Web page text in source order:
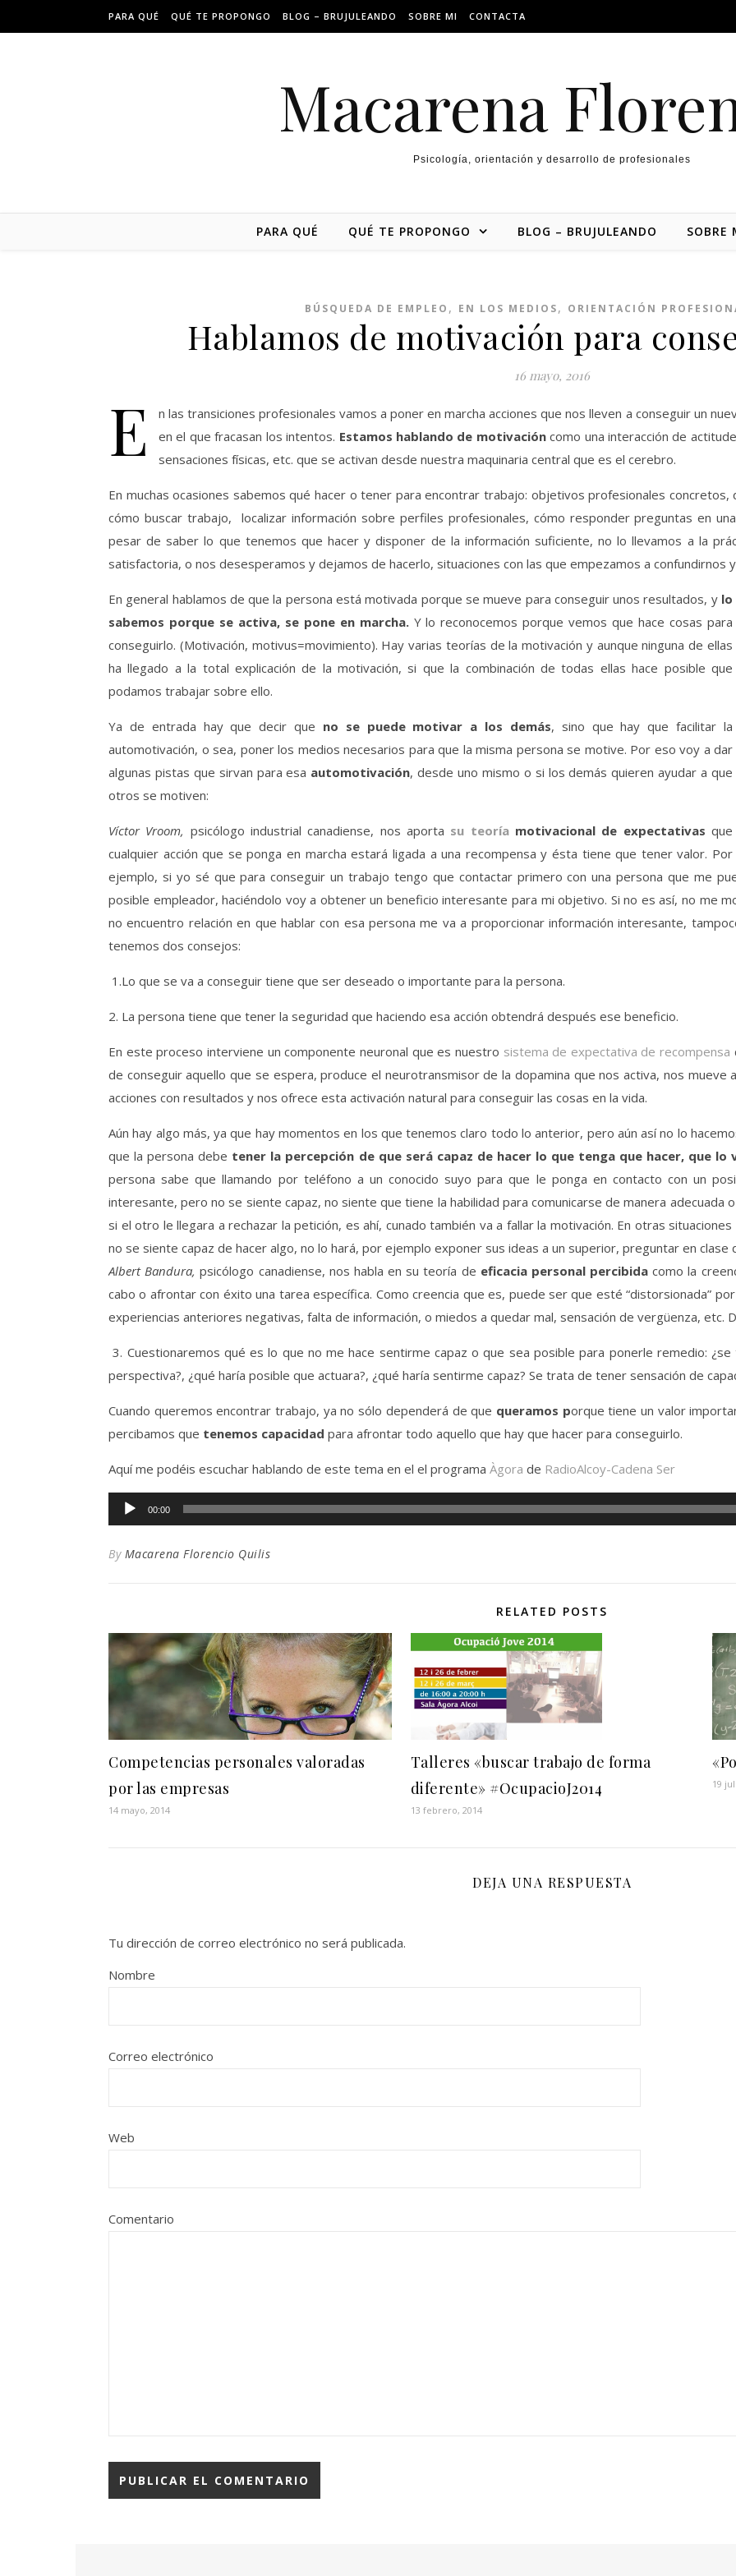
PARA QUÉ QUÉ TE PROPONGO BLOG – BRUJULEANDO SOBRE MI CONTACTA
Macarena
Psicología, orientación y desarrollo de profesionales
PARA QUÉ QUÉ TE PROPONGO BLOG – BRUJULEANDO SOBRE
BÚSQUEDA DE EMPLEO , EN LOS MEDIOS, ORIENTACIÓN
Hablamos de motivación para
16 mayo, 2016
E
n las transiciones profesionales vamos a poner en marcha acciones que nos lleven a conseguir un
en el que fracasan los intentos. Estamos hablando de motivacióncomo una interacción de
sensaciones físicas, etc. que se activan desde nuestra maquinaria central que es el cerebro.
En muchas ocasiones sabemos qué hacer o tener para encontrar trabajo: objetivos profesionales
cómo buscar trabajo, localizar información sobre perfiles profesionales, cómo responder preguntas en
pesar de saber lo que tenemos que hacer y disponer de la información suficiente, no lo llevamos a la
satisfactoria, o nos desesperamos y dejamos de hacerlo, situaciones con las que empezamos a confundirnos
En general hablamos de que la persona está motivada porque se mueve para conseguir unos resultados, y lo
sabemos porque se activa, se pone en marcha.Y lo reconocemos porque vemos que hace cosas para
conseguirlo. (Motivación, motivus=movimiento). Hay varias teorías de la motivación y aunque ninguna de ellas
ha llegado a la total explicación de la motivación, si que la combinación de todas ellas hace posible que
podamos trabajar sobre ello.
Ya de entrada hay que decir que no se puede motivar a los demás, sino que hay que facilitar la
automotivación, o sea, poner los medios necesarios para que la misma persona se motive. Por eso voy a dar
algunas pistas que sirvan para esa automotivación, desde uno mismo o si los demás quieren ayudar a que
otros se motiven:
Víctor Vroom, psicólogo industrial canadiense, nos aporta su teoríamotivacional de expectativas que
cualquier acción que se ponga en marcha estará ligada a una recompensa y ésta tiene que tener valor. Por
ejemplo, si yo sé que para conseguir un trabajo tengo que contactar primero con una persona que me
posible empleador, haciéndolo voy a obtener un beneficio interesante para mi objetivo. Si no es así, no me
no encuentro relación en que hablar con esa persona me va a proporcionar información interesante,
tenemos dos consejos:
1.Lo que se va a conseguir tiene que ser deseado o importante para la persona.
2. La persona tiene que tener la seguridad que haciendo esa acción obtendrá después ese beneficio.
En este proceso interviene un componente neuronal que es nuestro sistema de expectativa de recompensa
de conseguir aquello que se espera, produce el neurotransmisor de la dopamina que nos activa, nos mueve
acciones con resultados y nos ofrece esta activación natural para conseguir las cosas en la vida.
Aún hay algo más, ya que hay momentos en los que tenemos claro todo lo anterior, pero aún así no lo
que la persona debe tener la percepción de que será capaz de hacer lo que tenga que hacer, que lo
persona sabe que llamando por teléfono a un conocido suyo para que le ponga en contacto con un
interesante, pero no se siente capaz, no siente que tiene la habilidad para comunicarse de manera adecuada
si el otro le llegara a rechazar la petición, es ahí, cunado también va a fallar la motivación. En otras
no se siente capaz de hacer algo, no lo hará, por ejemplo exponer sus ideas a un superior, preguntar en clase
Albert Bandura, psicólogo canadiense, nos habla en su teoría de eficacia personal percibida como la
cabo o afrontar con éxito una tarea específica. Como creencia que es, puede ser que esté “distorsionada”
experiencias anteriores negativas, falta de información, o miedos a quedar mal, sensación de vergüenza,
3. Cuestionaremos qué es lo que no me hace sentirme capaz o que sea posible para ponerle remedio:
perspectiva?, ¿qué haría posible que actuara?, ¿qué haría sentirme capaz? Se trata de tener sensación de
Cuando queremos encontrar trabajo, ya no sólo dependerá de que queramos porque tiene un valor
percibamos que tenemos capacidad para afrontar todo aquello que hay que hacer para conseguirlo.
Aquí me podéis escuchar hablando de este tema en el el programa Àgora de RadioAlcoy-Cadena Ser
Reproductor
de
00:00
By Macarena Florencio Quilis
RELATED POSTS
Competencias personales valoradas
por las empresas
14 mayo, 2014
Talleres «buscar trabajo de forma
diferente» #OcupacioJ2014
13 febrero, 2014
19
DEJA UNA RESPUESTA
Tu dirección de correo electrónico no será publicada.
Nombre
Correo electrónico
Web
Comentario